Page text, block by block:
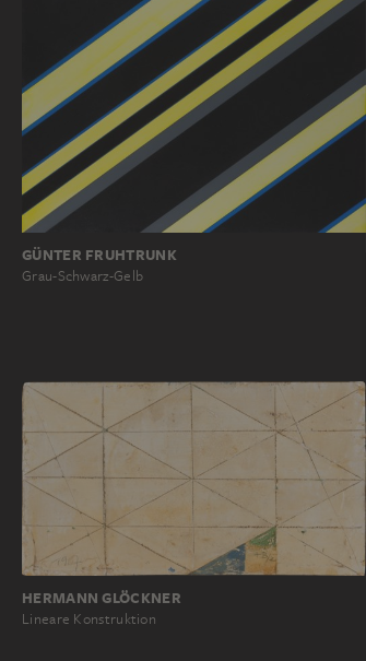
GÜNTER FRUHTRUNK
Grau-Schwarz-Gelb
HERMANN GLÖCKNER
Lineare Konstruktion